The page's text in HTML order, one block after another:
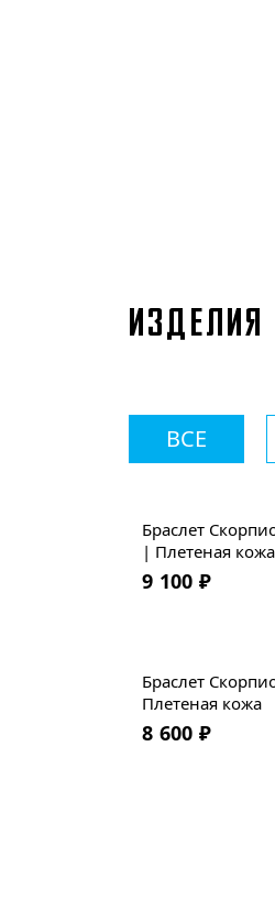
ВСЕ
Браслет
| Плетеная кожа
9 100 ₽
Браслет
Плетеная кожа
8 600 ₽